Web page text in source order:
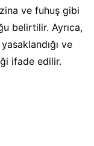
zina ve fuhuş gibi
belirtilir. Ayrıca,
ve
ifade edilir.